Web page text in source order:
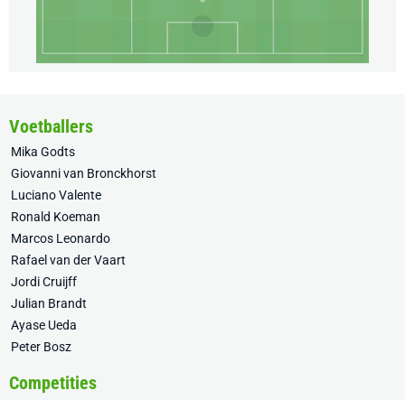
Voetballers
Mika Godts
Giovanni van Bronckhorst
Luciano Valente
Ronald Koeman
Marcos Leonardo
Rafael van der Vaart
Jordi Cruijff
Julian Brandt
Ayase Ueda
Peter Bosz
Competities